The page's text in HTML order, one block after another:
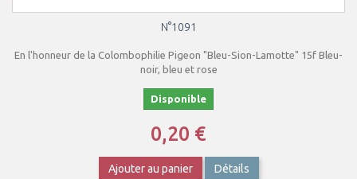
N°1091
En l'honneur de la Colombophilie Pigeon "Bleu-Sion-Lamotte" 15f Bleu-
noir, bleu et rose
Disponible
0,20 €
Ajouter au panier Détails